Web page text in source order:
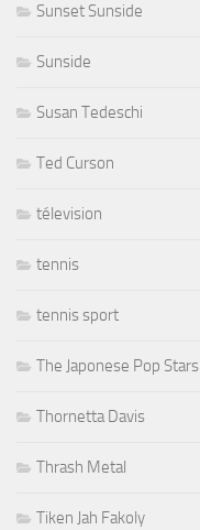
Sunset Sunside
Sunside
Susan Tedeschi
Ted Curson
télevision
tennis
tennis sport
The Japonese Pop Stars
Thornetta Davis
Thrash Metal
Tiken Jah Fakoly